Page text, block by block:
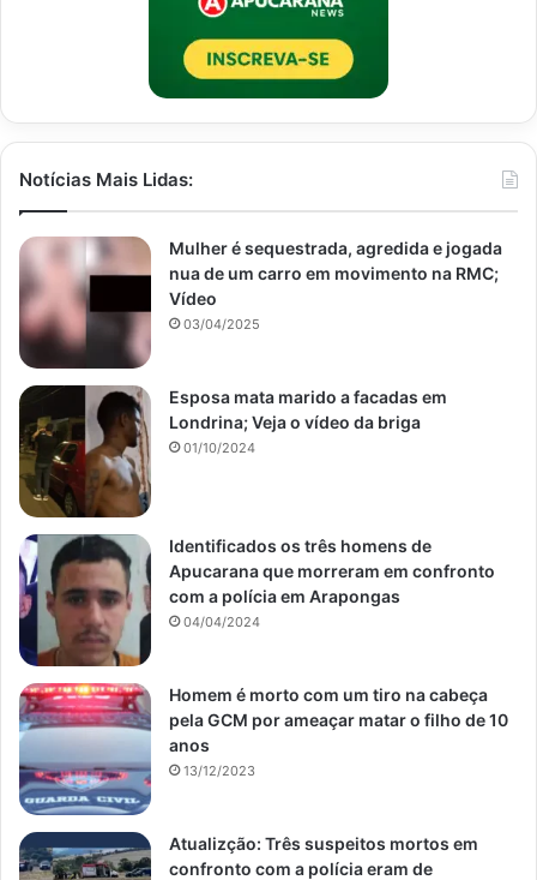
Notícias Mais Lidas:
Mulher é sequestrada, agredida e jogada
nua de um carro em movimento na RMC;
Vídeo
03/04/2025
Esposa mata marido a facadas em
Londrina; Veja o vídeo da briga
01/10/2024
Identificados os três homens de
Apucarana que morreram em confronto
com a polícia em Arapongas
04/04/2024
Homem é morto com um tiro na cabeça
pela GCM por ameaçar matar o filho de 10
anos
13/12/2023
Atualizção: Três suspeitos mortos em
confronto com a polícia eram de